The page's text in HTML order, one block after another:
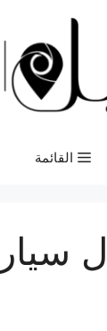
القائمة